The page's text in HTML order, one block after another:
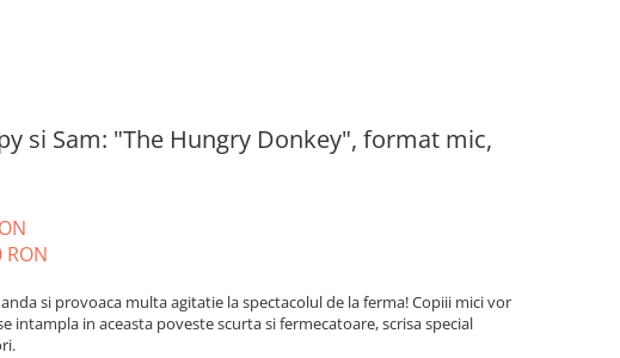
si Sam: "The Hungry Donkey", format mic,
RON
si provoaca multa agitatie la spectacolul de la ferma! Copiii mici vor
intampla in aceasta poveste scurta si fermecatoare, scrisa special